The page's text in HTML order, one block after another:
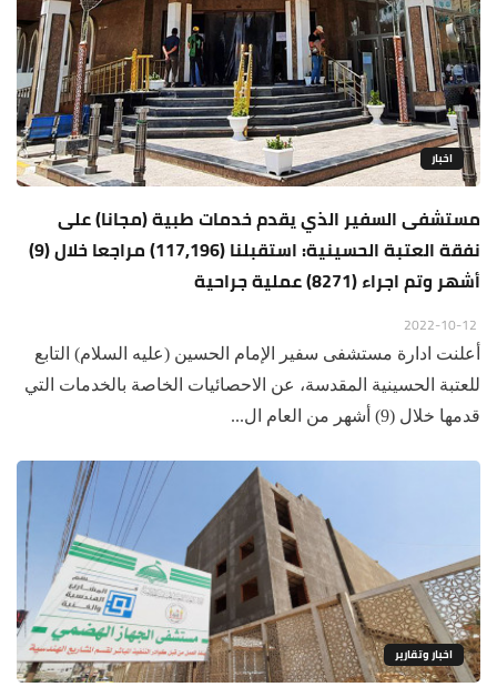
اخبار
مستشفى السفير الذي يقدم خدمات طبية (مجانا) على
نفقة العتبة الحسينية: استقبلنا (117,196) مراجعا خلال (9)
أشهر وتم اجراء (8271) عملية جراحية
أعلنت ادارة مستشفى سفير الإمام الحسين (عليه السلام) التابع
للعتبة الحسينية المقدسة، عن الاحصائيات الخاصة بالخدمات التي
قدمها خلال (9) أشهر من العام ال...
اخبار وتقارير